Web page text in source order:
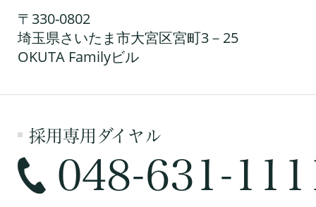
〒330-0802
埼玉県さいたま市大宮区宮町3－25
OKUTA Familyビル
採用専用ダイヤル
048-631-